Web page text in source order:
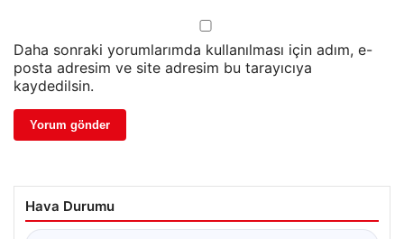
Daha sonraki yorumlarımda kullanılması için adım, e-
posta adresim ve site adresim bu tarayıcıya
kaydedilsin.
Hava Durumu